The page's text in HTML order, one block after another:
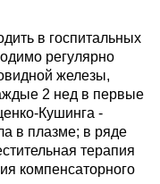
в госпитальных
регулярно
железы,
2 нед в первые
Кушинга -
в плазме; в ряде
терапия
компенсаторного